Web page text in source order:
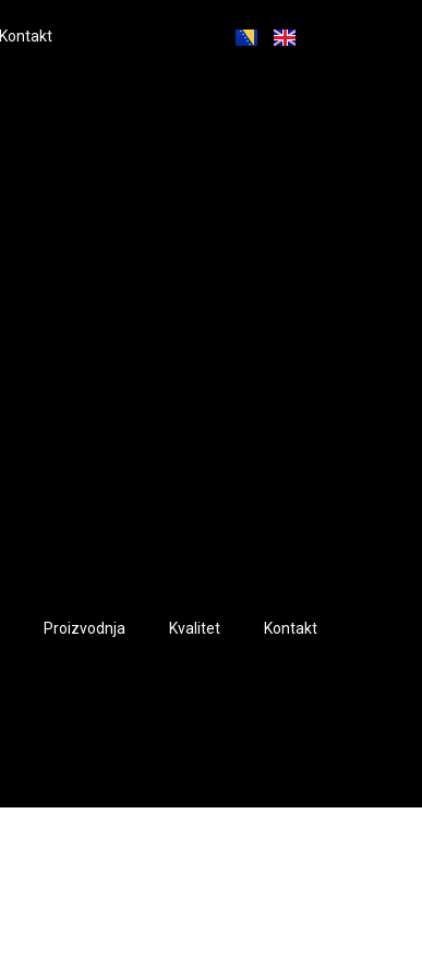
Kontakt
Proizvodnja Kvalitet Kontakt